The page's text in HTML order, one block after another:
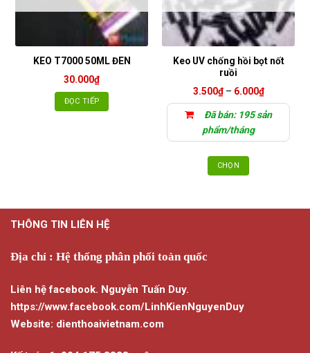
KEO T7000 50ML ĐEN
30.000₫
ĐỌC TIẾP
Keo UV chống hồi bọt nốt
ruồi
3.500₫ – 6.000₫Khoảng
giá:
từ
3.500₫
Đã bán: 195 sản
phẩm/tháng
CHỌN
này
chọn
THÔNG TIN LIÊN HỆ
Địa chỉ : Hệ thống phân phối toàn quốc
Liên hệ facebook. Nguyễn Tuấn Duy.
https://www.facebook.com/LinhKienNguyenDuy
Website: dienthoaivietnam.com